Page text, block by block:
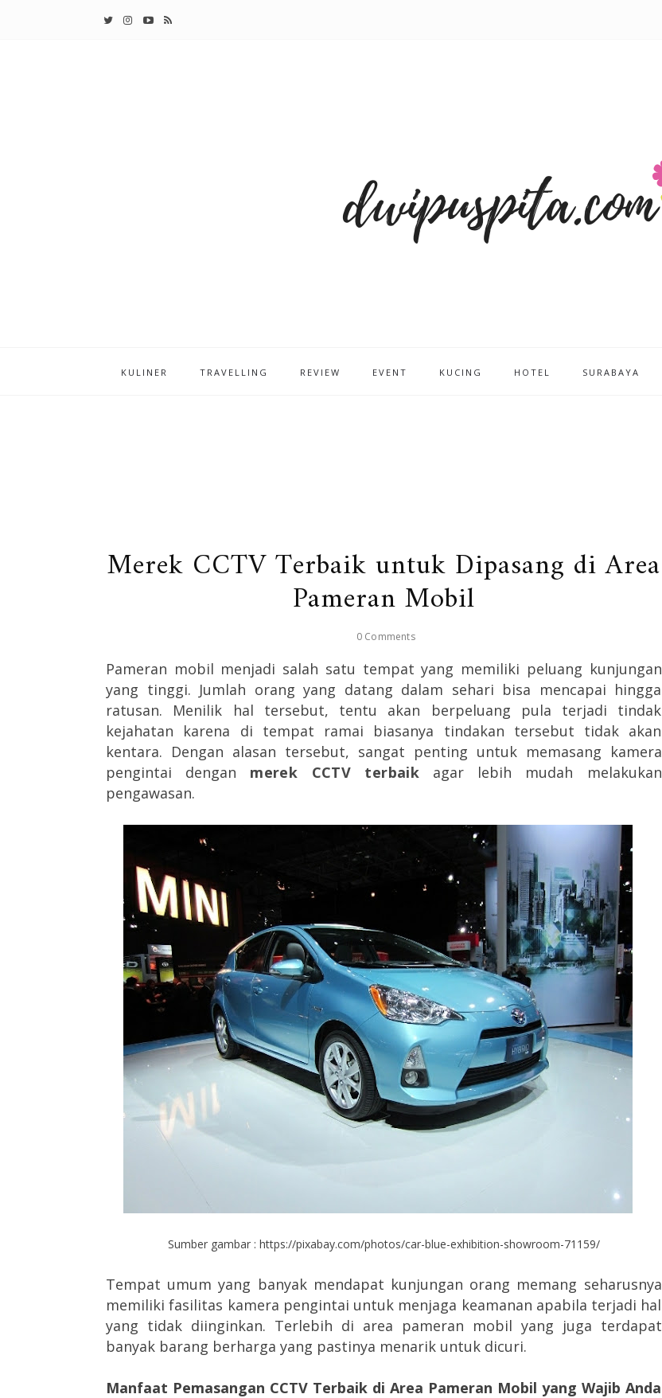
KULINER TRAVELLING REVIEW EVENT KUCING HOTEL SURABAYA
Merek CCTV Terbaik untuk Dipasang di Area
Pameran Mobil
0 Comments
Pameran mobil menjadi salah satu tempat yang memiliki peluang kunjungan
yang tinggi. Jumlah orang yang datang dalam sehari bisa mencapai hingga
ratusan. Menilik hal tersebut, tentu akan berpeluang pula terjadi tindak
kejahatan karena di tempat ramai biasanya tindakan tersebut tidak akan
kentara. Dengan alasan tersebut, sangat penting untuk memasang kamera
pengintai dengan merek CCTV terbaik agar lebih mudah melakukan
pengawasan.
Sumber gambar : https://pixabay.com/photos/car-blue-exhibition-showroom-71159/
Tempat umum yang banyak mendapat kunjungan orang memang seharusnya
memiliki fasilitas kamera pengintai untuk menjaga keamanan apabila terjadi hal
yang tidak diinginkan. Terlebih di area pameran mobil yang juga terdapat
banyak barang berharga yang pastinya menarik untuk dicuri.
Manfaat Pemasangan CCTV Terbaik di Area Pameran Mobil yang Wajib Anda